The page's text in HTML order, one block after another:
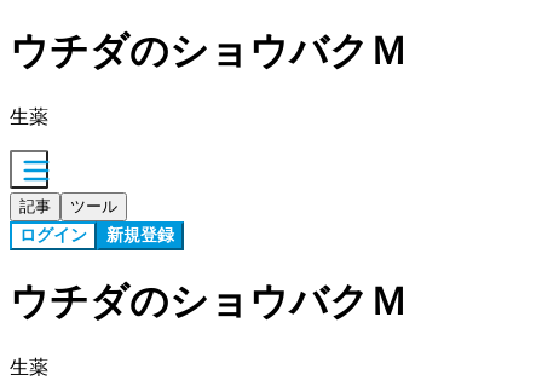
ウチダのショウバクＭ
生薬
記事 ツール
ログイン 新規登録
ウチダのショウバクＭ
生薬